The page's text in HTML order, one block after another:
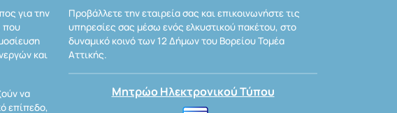
για την
που
και
να
επίπεδο,
Προβάλλετε την εταιρεία σας και επικοινωνήστε τις
υπηρεσίες σας μέσω ενός ελκυστικού πακέτου, στο
δυναμικό κοινό των 12 Δήμων του Βορείου Τομέα
Αττικής.
Μητρώο Ηλεκτρονικού Τύπου